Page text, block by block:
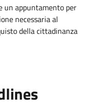
un appuntamento per
necessaria al
della cittadinanza